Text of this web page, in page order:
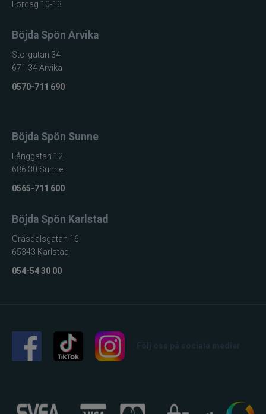
Lördag 10-13
Böjda Spön Arvika
Storgatan 34
671 34 Arvika
0570-711 690
Böjda Spön Sunne
Långgatan 12
686 30 Sunne
0565-711 600
Böjda Spön Karlstad
Gräsdalsgatan 16
65343 Karlstad
054-54 30 00